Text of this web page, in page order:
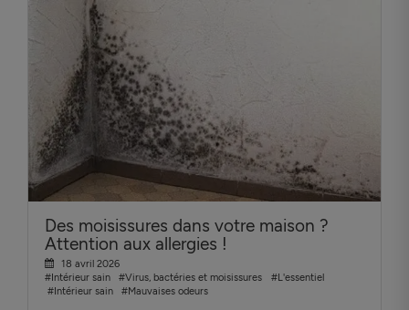
Des moisissures dans votre maison ?
Attention aux allergies !
18 avril 2026
#Intérieur sain
#Virus, bactéries et moisissures
#L'essentiel
#Intérieur sain
#Mauvaises odeurs